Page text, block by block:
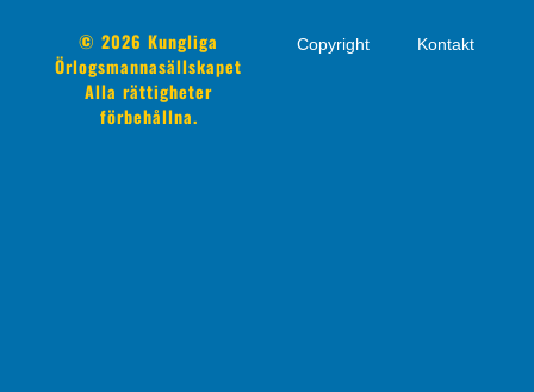
© 2026 Kungliga
Örlogsmannasällskapet
Alla rättigheter
förbehållna.
Copyright Kontakt